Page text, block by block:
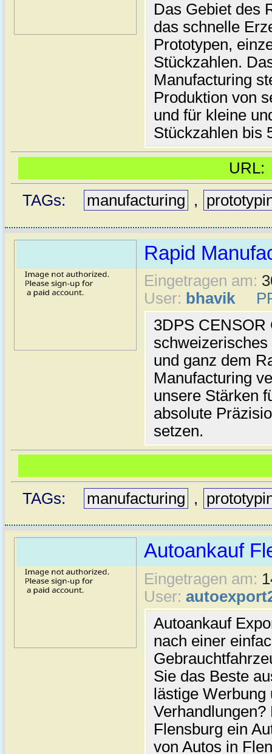
Das Gebiet des
das schnelle
Prototypen,
Stückzahlen.
Manufacturing
Produktion von
und für kleine
Stückzahlen bis
TAGs:
manufacturing ,
Rapid
Eingetragen am:
User: bhavik
3DPS CENSOR
und ganz dem
Manufacturing
unsere Stärken
absolute
setzen.
TAGs: manufacturing ,
Autoankauf
Eingetragen am:
User:
Autoankauf
nach einer
Sie das Beste
lästige Werbung
Flensburg ein
von Autos in